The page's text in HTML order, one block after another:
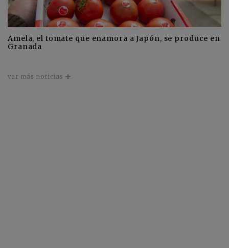
Amela, el tomate que enamora a Japón, se produce en
Granada
ver más noticias